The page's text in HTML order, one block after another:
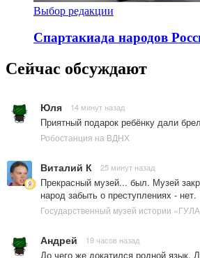
Выбор редакции
Спартакиада народов
Сейчас обсуждают
Юля 14 минут назад
Приятный подарок ребёнку дали
Робостанция на ВДНХ
Виталий К 25 минут назад
Прекрасный музей... был. Музей
народ забыть о преступлениях - нет.
Государственный музей истории
Андрей 19 часов назад
До чего же докатился родной язык.